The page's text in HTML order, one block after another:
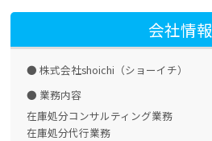
会社情報
株式会社shoichi（ショーイチ）
業務内容
在庫処分コンサルティング業務
在庫処分代行業務